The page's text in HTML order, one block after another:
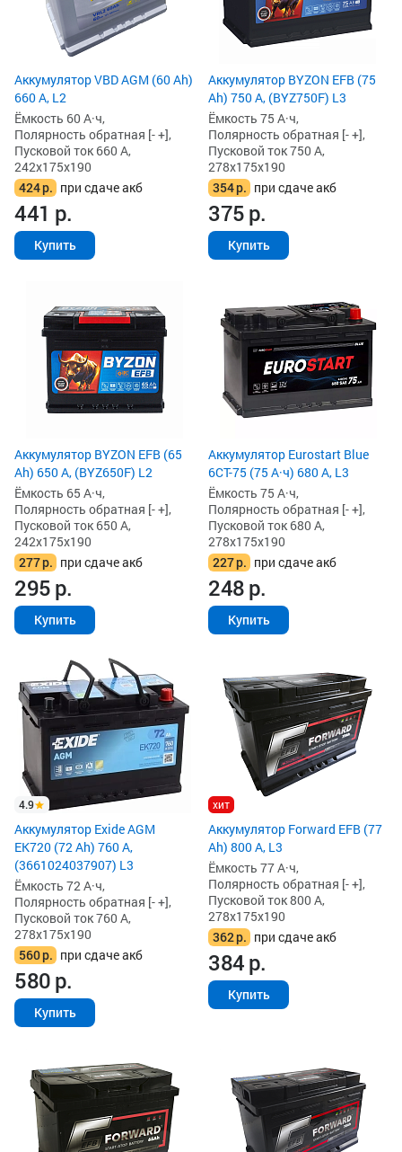
Аккумулятор VBD AGM (60 Ah)
660 А, L2
Ёмкость 60 А·ч,
Полярность обратная [- +],
Пусковой ток 660 А,
242x175x190
424р. при сдаче акб
441 р.
Купить
Аккумулятор BYZON EFB (75
Ah) 750 А, (BYZ750F) L3
Ёмкость 75 А·ч,
Полярность обратная [- +],
Пусковой ток 750 А,
278x175x190
354р. при сдаче акб
375р.
Купить
Аккумулятор BYZON EFB (65
Ah) 650 А, (BYZ650F) L2
Ёмкость 65 А·ч,
Полярность обратная [- +],
Пусковой ток 650 А,
242x175x190
277р. при сдаче акб
295р.
Купить
Аккумулятор Eurostart Blue
6CT-75 (75 А·ч) 680 А, L3
Ёмкость 75 А·ч,
Полярность обратная [- +],
Пусковой ток 680 А,
278x175x190
227р. при сдаче акб
248р.
Купить
4.9
Аккумулятор Exide AGM
EK720 (72 Ah) 760 А,
(3661024037907) L3
Ёмкость 72 А·ч,
Полярность обратная [- +],
Пусковой ток 760 А,
278x175x190
560р. при сдаче акб
580р.
Купить
хит
Аккумулятор Forward EFB (77
Ah) 800 А, L3
Ёмкость 77 А·ч,
Полярность обратная [- +],
Пусковой ток 800 А,
278x175x190
362р. при сдаче акб
384р.
Купить